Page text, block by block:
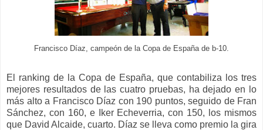
Francisco Díaz, campeón de la Copa de España de b-10.
El ranking de la Copa de España, que contabiliza los tres
mejores resultados de las cuatro pruebas, ha dejado en lo
más alto a Francisco Díaz con 190 puntos, seguido de Fran
Sánchez, con 160, e Iker Echeverria, con 150, los mismos
que David Alcaide, cuarto. Díaz se lleva como premio la gira